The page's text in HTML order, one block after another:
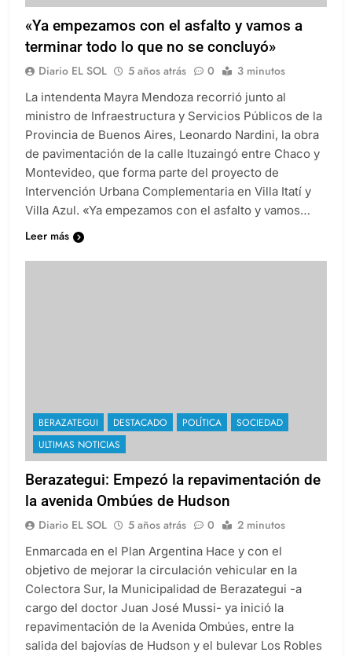
«Ya empezamos con el asfalto y vamos a
terminar todo lo que no se concluyó»
Diario EL SOL 5 años atrás 0 3 minutos
La intendenta Mayra Mendoza recorrió junto al
ministro de Infraestructura y Servicios Públicos de la
Provincia de Buenos Aires, Leonardo Nardini, la obra
de pavimentación de la calle Ituzaingó entre Chaco y
Montevideo, que forma parte del proyecto de
Intervención Urbana Complementaria en Villa Itatí y
Villa Azul. «Ya empezamos con el asfalto y vamos…
Leer más
BERAZATEGUI DESTACADO POLÍTICA
SOCIEDAD
ULTIMAS NOTICIAS
Berazategui: Empezó la repavimentación de
la avenida Ombúes de Hudson
Diario EL SOL 5 años atrás 0 2 minutos
Enmarcada en el Plan Argentina Hace y con el
objetivo de mejorar la circulación vehicular en la
Colectora Sur, la Municipalidad de Berazategui -a
cargo del doctor Juan José Mussi- ya inició la
repavimentación de la Avenida Ombúes, entre la
salida del bajovías de Hudson y el bulevar Los Robles